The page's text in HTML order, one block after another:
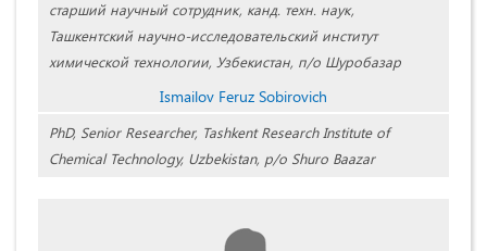
старший научный сотрудник, канд. техн. наук,
Ташкентский научно-исследовательский институт
химической технологии, Узбекистан, п/о Шуробазар
Ismailov Feruz Sobirovich
PhD, Senior Researcher, Tashkent Research Institute of
Chemical Technology, Uzbekistan, p/o Shuro Baazar